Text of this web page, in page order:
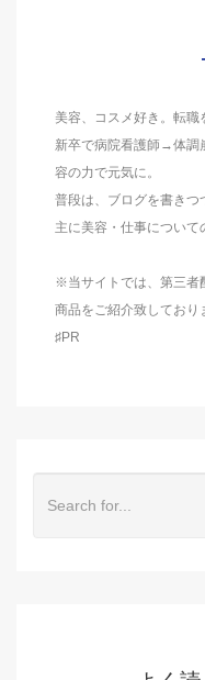
美容、コスメ好き。転職
新卒で病院看護師→体
容の力で元気に。
普段は、ブログを書きつ
主に美容・仕事について
※当サイトでは、第三者
商品をご紹介致しており
♯PR